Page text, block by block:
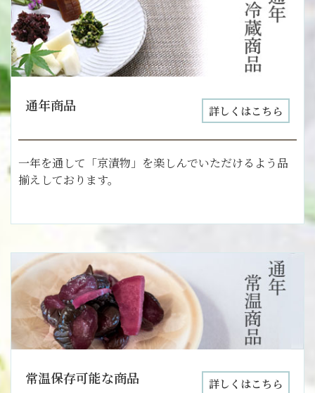
通年商品 詳しくはこちら
一年を通して「京漬物」を楽しんでいただけるよう品
揃えしております。
常温保存可能な商品 詳しくはこちら